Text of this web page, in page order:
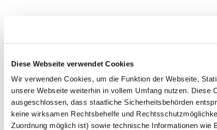
Diese Webseite verwendet Cookies
Wir verwenden Cookies, um die Funktion der Webseite,
unsere Webseite weiterhin in vollem Umfang nutzen.
ausgeschlossen, dass staatliche Sicherheitsbehörden
keine wirksamen Rechtsbehelfe und
Zuordnung möglich ist) sowie technische Informationen